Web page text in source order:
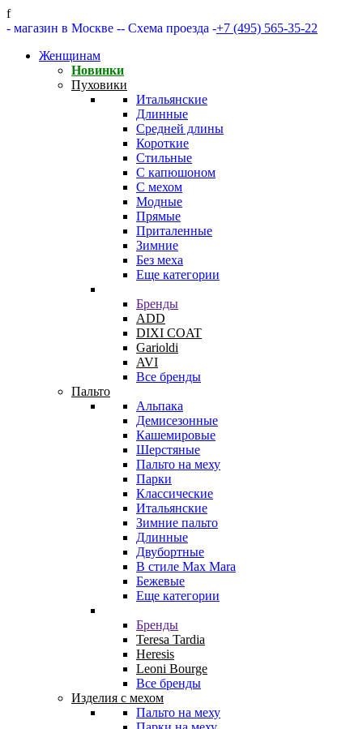
f
- магазин в Москве -- Схема проезда -+7 (495) 565-35-22
Женщинам
Новинки
Пуховики
Итальянские
Длинные
Средней длины
Короткие
Стильные
С капюшоном
С мехом
Модные
Прямые
Приталенные
Зимние
Без меха
Еще категории
Бренды
ADD
DIXI COAT
Garioldi
AVI
Все бренды
Пальто
Альпака
Демисезонные
Кашемировые
Шерстяные
Пальто на меху
Парки
Классические
Итальянские
Зимние пальто
Длинные
Двубортные
В стиле Max Mara
Бежевые
Еще категории
Бренды
Teresa Tardia
Heresis
Leoni Bourge
Все бренды
Изделия с мехом
Пальто на меху